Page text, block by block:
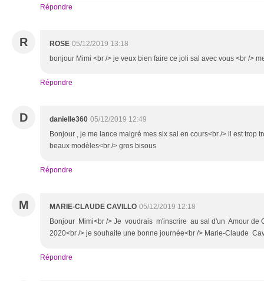
Répondre
R ROSE 05/12/2019 13:18
bonjour Mimi <br /> je veux bien faire ce joli sal avec vous <br />
Répondre
D danielle360 05/12/2019 12:49
Bonjour , je me lance malgré mes six sal en cours<br /> il est trop
beaux modèles<br /> gros bisous
Répondre
M MARIE-CLAUDE CAVILLO 05/12/2019 12:18
Bonjour Mimi<br /> Je voudrais m'inscrire au sal d'un Amour de
2020<br /> je souhaite une bonne journée<br /> Marie-Claude
Répondre